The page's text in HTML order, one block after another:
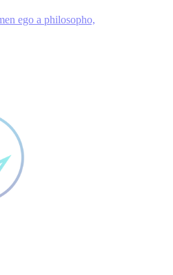
ego a philosopho,